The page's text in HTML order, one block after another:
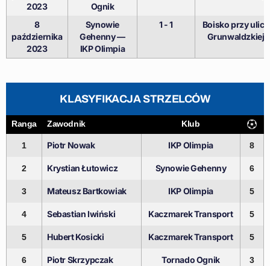
2023
Ognik
8
października
2023
Synowie
Gehenny —
IKP Olimpia
1 - 1
Boisko przy ulicy
Grunwaldzkiej
KLASYFIKACJA STRZELCÓW
Ranga Zawodnik Klub
1 Piotr Nowak IKP Olimpia 8
2 Krystian Łutowicz Synowie Gehenny 6
3 Mateusz Bartkowiak IKP Olimpia 5
4 Sebastian Iwiński Kaczmarek Transport 5
5 Hubert Kosicki Kaczmarek Transport 5
6 Piotr Skrzypczak Tornado Ognik 3